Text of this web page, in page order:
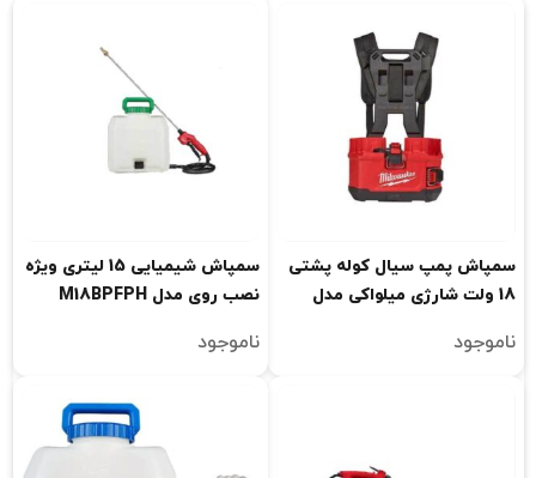
سمپاش پمپ سیال کوله پشتی
18 ولت شارژی میلواکی مدل
ناموجود
سمپاش شیمیایی 15 لیتری ویژه
نصب روی مدل M18BPFPH
ناموجود